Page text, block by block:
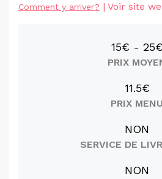
Comment y arriver? | Voir site
15€ - 25€
PRIX
11.5€
PRIX MENU
NON
SERVICE DE
NON